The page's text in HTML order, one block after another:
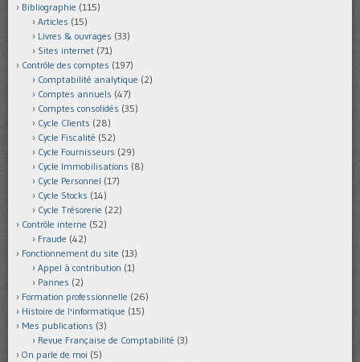
Bibliographie (115)
Articles (15)
Livres & ouvrages (33)
Sites internet (71)
Contrôle des comptes (197)
Comptabilité analytique (2)
Comptes annuels (47)
Comptes consolidés (35)
Cycle Clients (28)
Cycle Fiscalité (52)
Cycle Fournisseurs (29)
Cycle Immobilisations (8)
Cycle Personnel (17)
Cycle Stocks (14)
Cycle Trésorerie (22)
Contrôle interne (52)
Fraude (42)
Fonctionnement du site (13)
Appel à contribution (1)
Pannes (2)
Formation professionnelle (26)
Histoire de l'informatique (15)
Mes publications (3)
Revue Française de Comptabilité (3)
On parle de moi (5)